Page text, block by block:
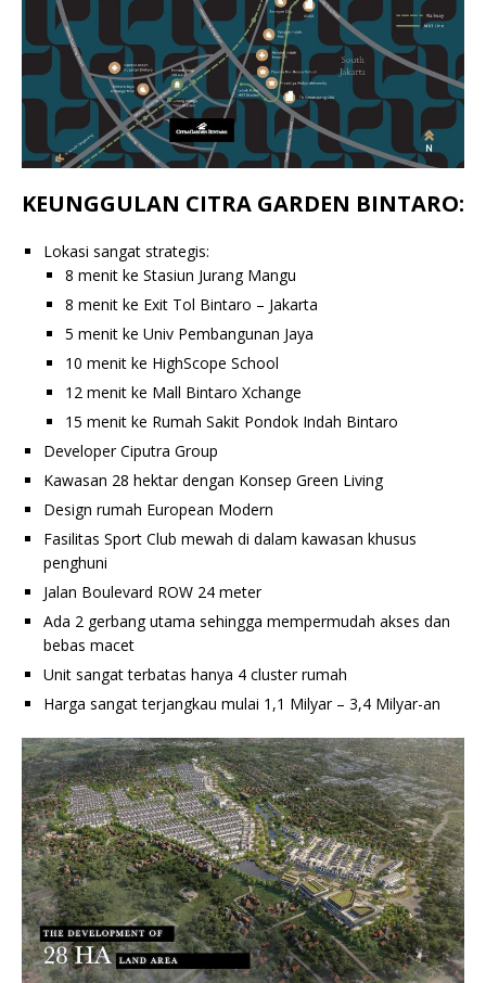
KEUNGGULAN CITRA GARDEN BINTARO:
Lokasi sangat strategis:
8 menit ke Stasiun Jurang Mangu
8 menit ke Exit Tol Bintaro – Jakarta
5 menit ke Univ Pembangunan Jaya
10 menit ke HighScope School
12 menit ke Mall Bintaro Xchange
15 menit ke Rumah Sakit Pondok Indah Bintaro
Developer Ciputra Group
Kawasan 28 hektar dengan Konsep Green Living
Design rumah European Modern
Fasilitas Sport Club mewah di dalam kawasan khusus
penghuni
Jalan Boulevard ROW 24 meter
Ada 2 gerbang utama sehingga mempermudah akses dan
bebas macet
Unit sangat terbatas hanya 4 cluster rumah
Harga sangat terjangkau mulai 1,1 Milyar – 3,4 Milyar-an